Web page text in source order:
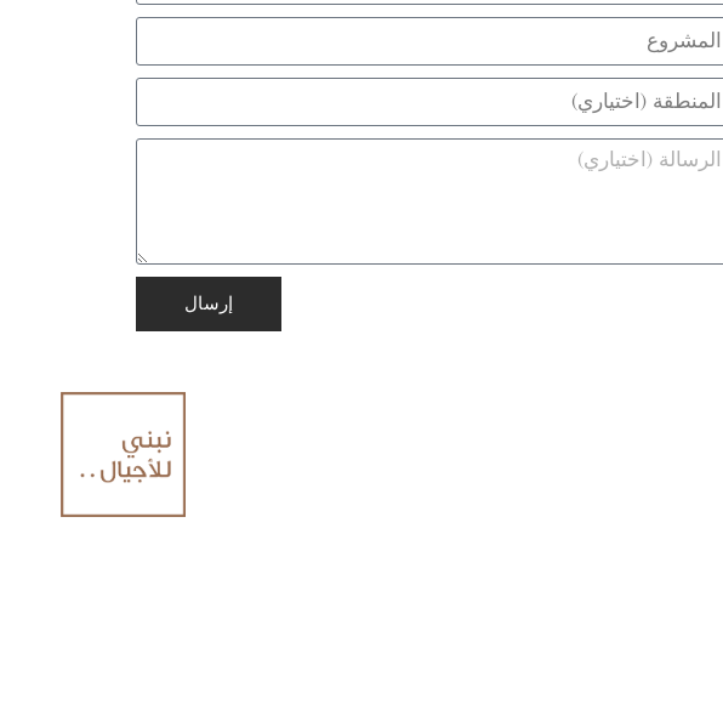
إرسال